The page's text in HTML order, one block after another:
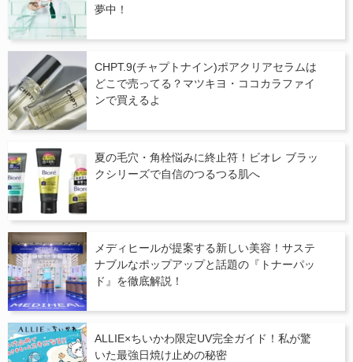
夢中！
CHPT.9(チャプトナイン)ポアクリアセラムは
どこで売ってる？マツキヨ・ココカラファイ
ンで買えるよ
夏の毛穴・角栓悩みに終止符！ビオレ ブラッ
クシリーズで自信のつるつる肌へ
メディヒールが提案する新しい美容！サステ
ナブルなポップアップと話題の『トナーパッ
ド』を徹底解説！
ALLIE×ちいかわ限定UV完全ガイド！私が驚
いた最強日焼け止めの秘密